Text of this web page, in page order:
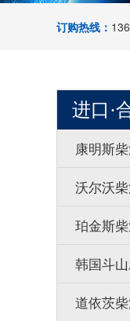
订购热线：
进口·
康明斯
沃尔沃
珀金斯
韩国斗
道依茨